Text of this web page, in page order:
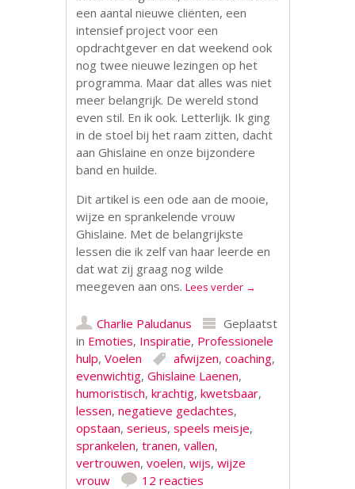
een aantal nieuwe cliënten, een
intensief project voor een
opdrachtgever en dat weekend ook
nog twee nieuwe lezingen op het
programma. Maar dat alles was niet
meer belangrijk. De wereld stond
even stil. En ik ook. Letterlijk. Ik ging
in de stoel bij het raam zitten, dacht
aan Ghislaine en onze bijzondere
band en huilde.
Dit artikel is een ode aan de mooie,
wijze en sprankelende vrouw
Ghislaine. Met de belangrijkste
lessen die ik zelf van haar leerde en
dat wat zij graag nog wilde
meegeven aan ons.Lees verder →
Charlie Paludanus
Geplaatst
in Emoties, Inspiratie, Professionele
hulp,Voelen afwijzen,coaching,
evenwichtig,Ghislaine Laenen,
humoristisch,krachtig,kwetsbaar,
lessen,negatieve gedachtes,
opstaan,serieus,speels meisje,
sprankelen,tranen,vallen,
vertrouwen,voelen,wijs,wijze
vrouw
12 reacties